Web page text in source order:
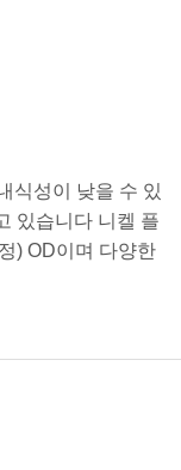
식성이 낮을 수 있
있습니다 니켈 플
) OD이며 다양한